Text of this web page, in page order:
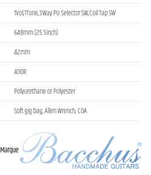
1Vol,1Tone,3Way PU Selector SW,Coil Tap SW
648mm (25.5inch)
42mm
400R
Polyurethane or Polyester
Soft gig bag, Allen Wrench, COA
Marque